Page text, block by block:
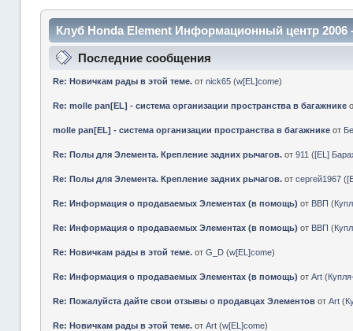
Клуб Honda Element Информационный центр
Последние сообщения
Re: Новичкам рады в этой теме. отnick65 (w[EL]come)
Re: molle pan[EL] - система организации пространства в багажнике
molle pan[EL] - система организации пространства в багажнике от
Re: Полы для Элемента. Крепление задних рычагов. от911 ([EL]
Re: Полы для Элемента. Крепление задних рычагов. отсергей1967 (
Re: Информация о продаваемых Элементах (в помощь) от ВВП (
Re: Информация о продаваемых Элементах (в помощь) от ВВП (
Re: Новичкам рады в этой теме. отG_D (w[EL]come)
Re: Информация о продаваемых Элементах (в помощь) отArt (
Re: Пожалуйста дайте свои отзывы о продавцах Элементов отArt (
Re: Новичкам рады в этой теме. отArt (w[EL]come)